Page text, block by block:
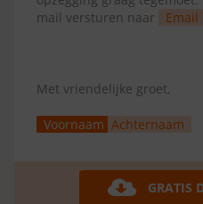
mail versturen naar
Email
Met vriendelijke groet,
Voornaam Achternaam
GRATIS